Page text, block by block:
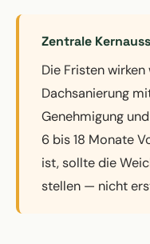
Zentrale
Die Fristen
Dachsanierung
Genehmigung
6 bis 18 Monate
ist, sollte die
stellen — nicht